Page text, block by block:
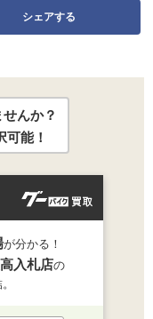
シェアする
んか？
可能！
が分かる！
入札店の